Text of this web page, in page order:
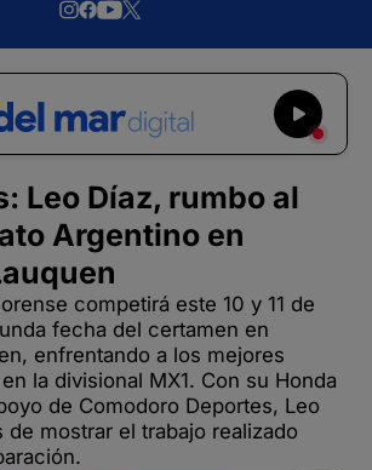
Leo Díaz, rumbo al
Argentino en
competirá este 10 y 11 de
fecha del certamen en
enfrentando a los mejores
la divisional MX1. Con su Honda
de Comodoro Deportes, Leo
de mostrar el trabajo realizado